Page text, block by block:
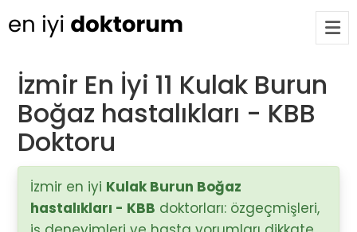
Op. Dr. Ayşecan Enmutlu
Adana / Seyhan
Doç. Dr. Songül Alemdaroğlu
Adana / Seyhan
İzmir En İyi 11 Kulak Burun
Boğaz hastalıkları - KBB
Doktoru
İzmir en iyi Kulak Burun Boğaz
hastalıkları - KBB doktorları: özgeçmişleri,